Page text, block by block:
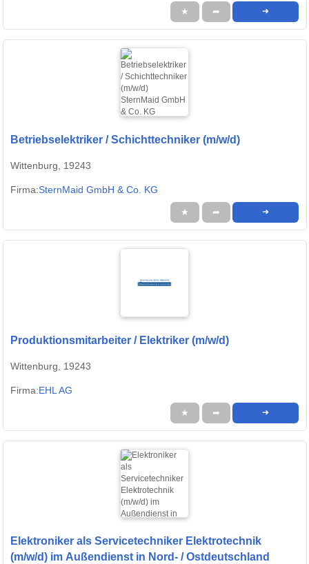
★ ➦ ➜
Betriebselektriker / Schichttechniker (m/w/d)
Wittenburg, 19243
Firma:SternMaid GmbH & Co. KG
★ ➦ ➜
Produktionsmitarbeiter / Elektriker (m/w/d)
Wittenburg, 19243
Firma:EHL AG
★ ➦ ➜
Elektroniker als Servicetechniker Elektrotechnik
(m/w/d) im Außendienst in Nord- / Ostdeutschland